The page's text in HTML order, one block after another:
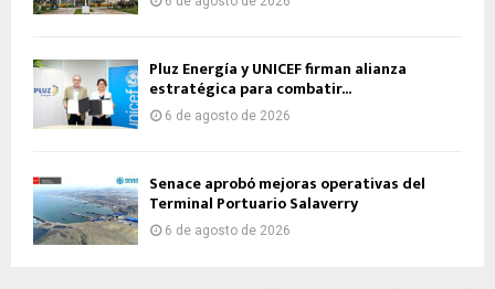
Pluz Energía y UNICEF firman alianza
estratégica para combatir...
6 de agosto de 2026
Senace aprobó mejoras operativas del
Terminal Portuario Salaverry
6 de agosto de 2026